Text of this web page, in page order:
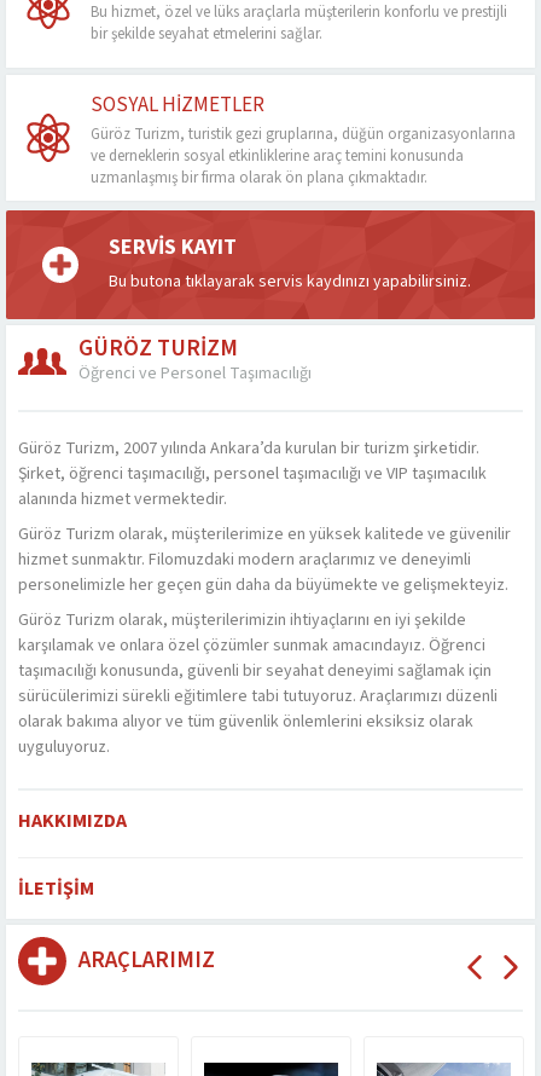
Bu hizmet, özel ve lüks araçlarla müşterilerin konforlu ve prestijli
bir şekilde seyahat etmelerini sağlar.
SOSYAL HIZMETLER
Güröz Turizm, turistik gezi gruplarına, düğün organizasyonlarına
ve derneklerin sosyal etkinliklerine araç temini konusunda
uzmanlaşmış bir firma olarak ön plana çıkmaktadır.
SERVİS KAYIT
Bu butona tıklayarak servis kaydınızı yapabilirsiniz.
GÜRÖZ TURİZM
Öğrenci ve Personel Taşımacılığı
Güröz Turizm, 2007 yılında Ankara’da kurulan bir turizm şirketidir.
Şirket, öğrenci taşımacılığı, personel taşımacılığı ve VIP taşımacılık
alanında hizmet vermektedir.
Güröz Turizm olarak, müşterilerimize en yüksek kalitede ve güvenilir
hizmet sunmaktır. Filomuzdaki modern araçlarımız ve deneyimli
personelimizle her geçen gün daha da büyümekte ve gelişmekteyiz.
Güröz Turizm olarak, müşterilerimizin ihtiyaçlarını en iyi şekilde
karşılamak ve onlara özel çözümler sunmak amacındayız. Öğrenci
taşımacılığı konusunda, güvenli bir seyahat deneyimi sağlamak için
sürücülerimizi sürekli eğitimlere tabi tutuyoruz. Araçlarımızı düzenli
olarak bakıma alıyor ve tüm güvenlik önlemlerini eksiksiz olarak
uyguluyoruz.
HAKKIMIZDA
İLETIŞIM
ARAÇLARIMIZ